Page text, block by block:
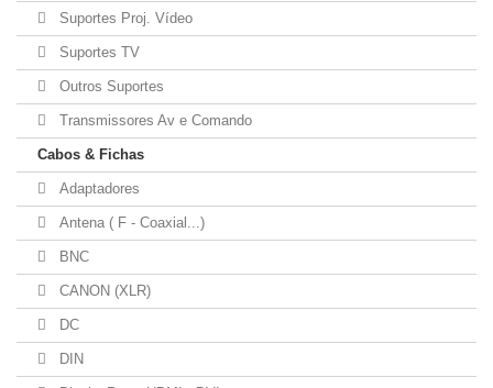
Suportes Proj. Vídeo
Suportes TV
Outros Suportes
Transmissores Av e Comando
Cabos & Fichas
Adaptadores
Antena ( F - Coaxial...)
BNC
CANON (XLR)
DC
DIN